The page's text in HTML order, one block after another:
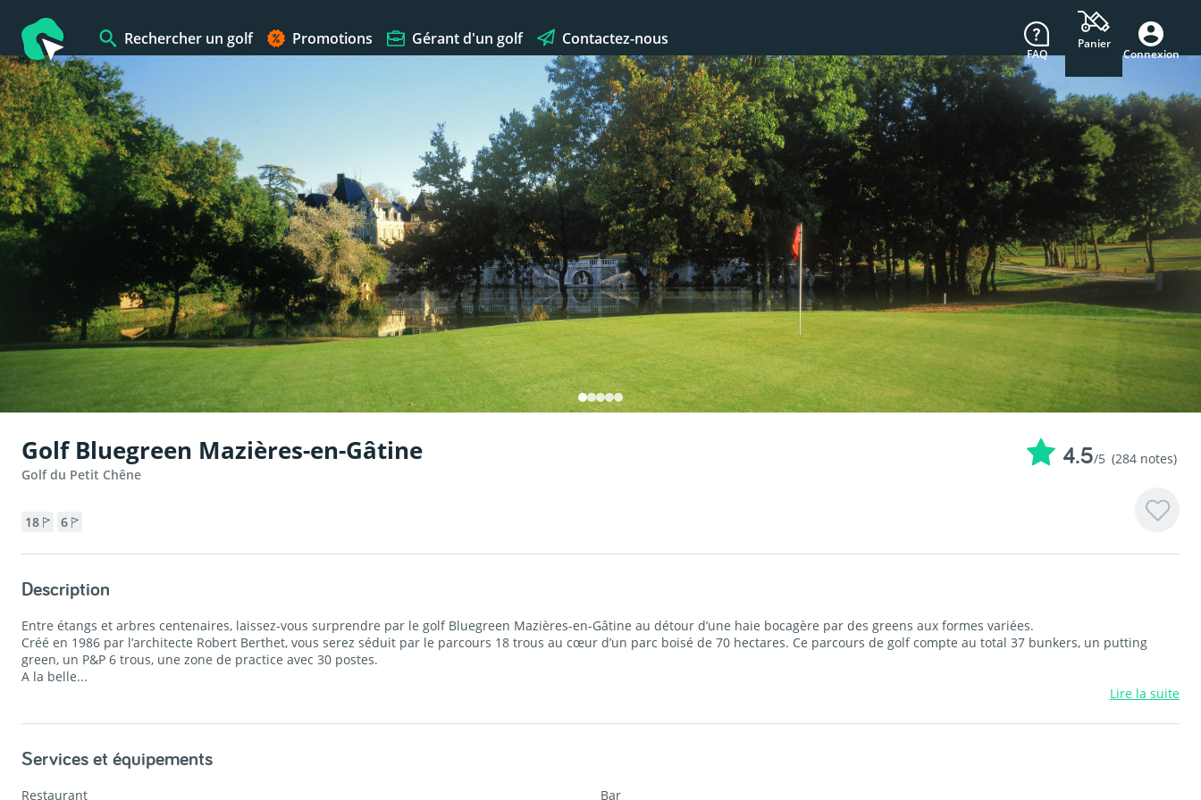
Rechercher un golf Promotions Gérant d'un golf Contactez-nous
FAQ
Panier
Connexion
Golf Bluegreen Mazières-en-Gâtine
Golf du Petit Chêne
18 6
4.5/5 (284 notes)
Description
Entre étangs et arbres centenaires, laissez-vous surprendre par le golf Bluegreen Mazières-en-Gâtine au détour d’une haie bocagère par des greens aux formes variées.
Créé en 1986 par l’architecte Robert Berthet, vous serez séduit par le parcours 18 trous au cœur d’un parc boisé de 70 hectares. Ce parcours de golf compte au total 37 bunkers, un putting
green, un P&P 6 trous, une zone de practice avec 30 postes.
A la belle...
Lire la suite
Services et équipements
Restaurant Bar